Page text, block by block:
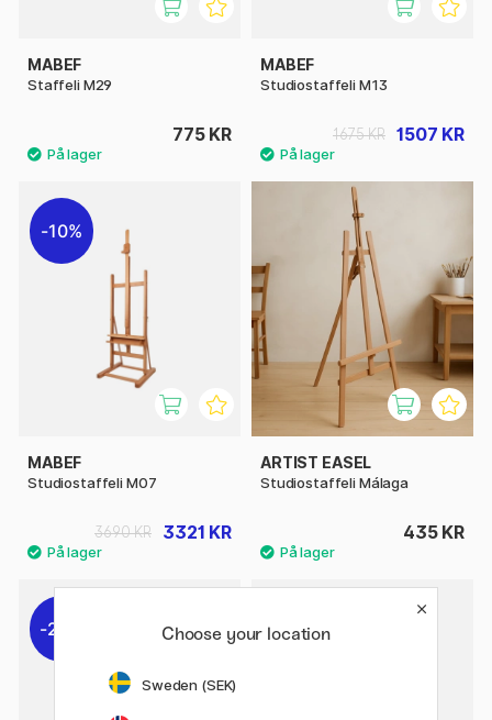
MABEF
Staffeli M29
775 KR
MABEF
Studiostaffeli M13
1507 KR
1675 KR
10%
MABEF
Studiostaffeli M07
3321 KR
3690 KR
ARTIST EASEL
Studiostaffeli Málaga
435 KR
20% 20%
Choose your location
Sweden (SEK)